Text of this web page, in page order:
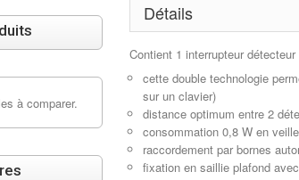
Détails
Contient 1 interrupteur
cette double technologie
sur un clavier)
distance optimum entre 2
consommation 0,8 W en veille
raccordement par bornes
fixation en saillie plafond
à comparer.